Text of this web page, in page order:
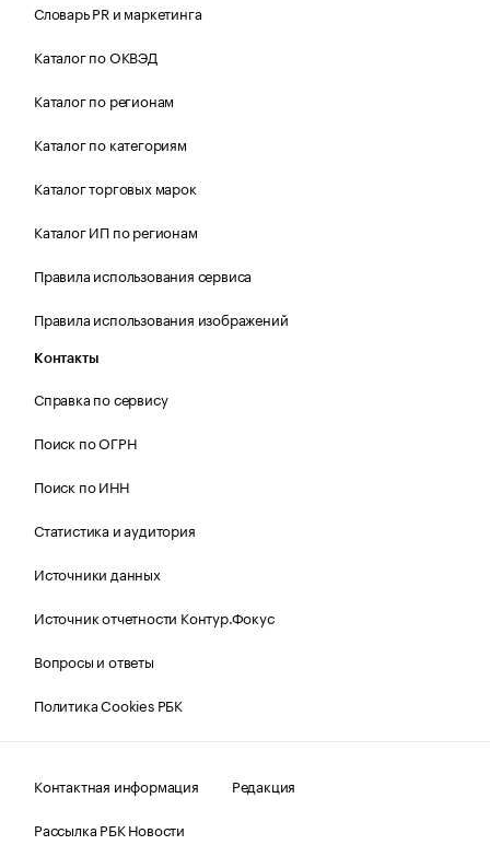
Словарь PR и маркетинга
Каталог по ОКВЭД
Каталог по регионам
Каталог по категориям
Каталог торговых марок
Каталог ИП по регионам
Правила использования сервиса
Правила использования изображений
Контакты
Справка по сервису
Поиск по ОГРН
Поиск по ИНН
Статистика и аудитория
Источники данных
Источник отчетности Контур.Фокус
Вопросы и ответы
Политика Cookies РБК
Контактная информация
Редакция
Рассылка РБК Новости